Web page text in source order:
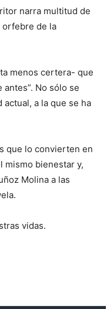
narra multitud de
orfebre de la
menos certera- que
No sólo se
actual, a la que se ha
que lo convierten en
mismo bienestar y,
Molina a las
vidas.